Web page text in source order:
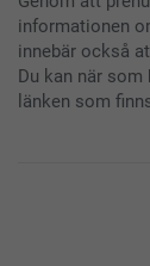
informationen
innebär också
Du kan när
länken som